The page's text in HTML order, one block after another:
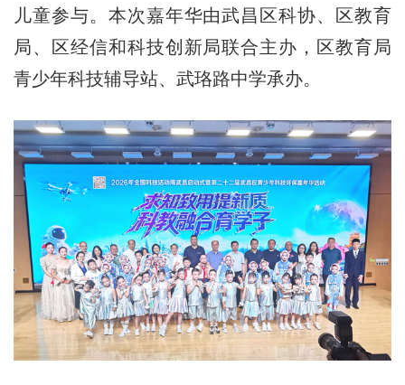
儿童参与。本次嘉年华由武昌区科协、区教育
局、区经信和科技创新局联合主办，区教育局
青少年科技辅导站、武珞路中学承办。